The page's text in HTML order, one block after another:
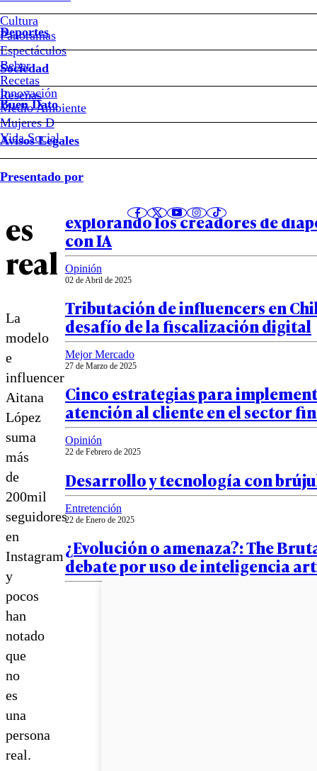
Cultura
Panoramas
Espectáculos
Beber
Recetas
Reseñas
Deportes
Sociedad
Innovación
Medio Ambiente
Mujeres D
Vida Social
Buen Dato
Avisos Legales
Presentado por
Aitana,
la
millonaria
influencer
que
no
es
real
La
modelo
e
influencer
Aitana
López
suma
más
de
200mil
seguidores
en
Instagram
y
pocos
han
notado
que
no
es
una
persona
real.
Notas relacionadas
08 de Abril de 2025
La forma inteligente de
explorando los creadores de
con IA
Opinión
02 de Abril de 2025
Tributación de influencers en
desafío de la fiscalización digital
Mejor Mercado
27 de Marzo de 2025
Cinco estrategias para
atención al cliente en el sector
Opinión
22 de Febrero de 2025
Desarrollo y tecnología con
Entretención
22 de Enero de 2025
¿Evolución o amenaza?: The
debate por uso de inteligencia